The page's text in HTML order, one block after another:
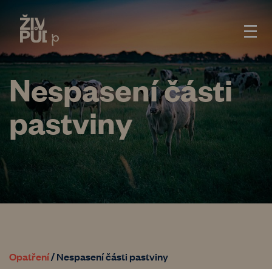
Nespasení části
pastviny
Opatření/Nespasení části pastviny